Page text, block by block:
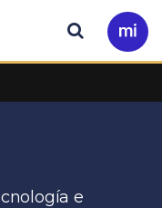
Ir
a
Buscar
e